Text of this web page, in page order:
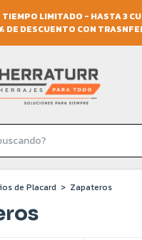
LIMITADO - HASTA 3
DE DESCUENTO CON
de Placard > Zapateros